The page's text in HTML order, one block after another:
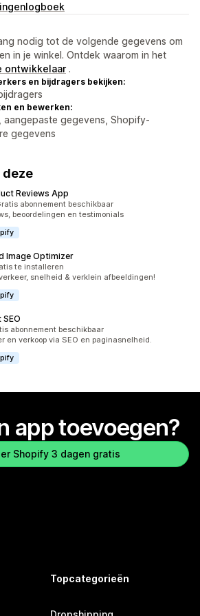
nodig tot de volgende gegevens om
in je winkel. Ontdek waarom in het
ontwikkelaar .
en bijdragers bekijken:
en bewerken:
aangepaste gegevens, Shopify-
gegevens
deze
Reviews App
in totaalabonnement beschikbaar
beoordelingen en testimonials
Image Optimizer
totaal
te installeren
snelheid & verklein afbeeldingen!
totaal
abonnement beschikbaar
en verkoop via SEO en paginasnelheid.
app toevoegen?
Shopify 3 dagen gratis
Topcategorieën